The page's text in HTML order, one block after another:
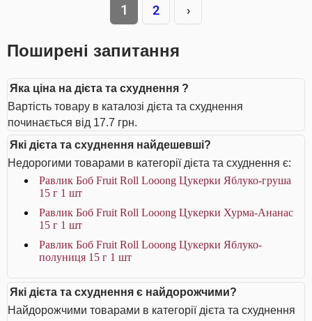
1 2 ›
Поширені запитання
Яка ціна на дієта та схуднення ?
Вартість товару в каталозі дієта та схуднення
починається від 17.7 грн.
Які дієта та схуднення найдешевші?
Недорогими товарами в категорії дієта та схуднення є:
Равлик Боб Fruit Roll Looong Цукерки Яблуко-груша
15 г 1 шт
Равлик Боб Fruit Roll Looong Цукерки Хурма-Ананас
15 г 1 шт
Равлик Боб Fruit Roll Looong Цукерки Яблуко-
полуниця 15 г 1 шт
Які дієта та схуднення є найдорожчими?
Найдорожчими товарами в категорії дієта та схуднення